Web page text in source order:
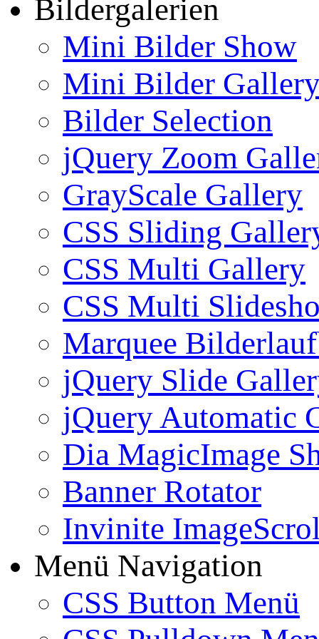
Bildergalerien
Mini Bilder Show
Mini Bilder
Bilder Selection
jQuery Zoom
GrayScale Gallery
CSS Sliding
CSS Multi Gallery
CSS Multi
Marquee
jQuery Slide
jQuery Automatic
Dia MagicImage
Banner Rotator
Invinite
Menü Navigation
CSS Button Menü